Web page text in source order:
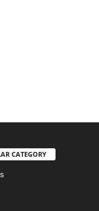
CATEGORY